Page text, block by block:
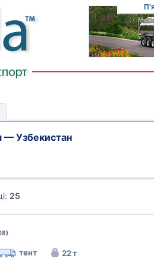
— Узбекистан
25
тент 22 т